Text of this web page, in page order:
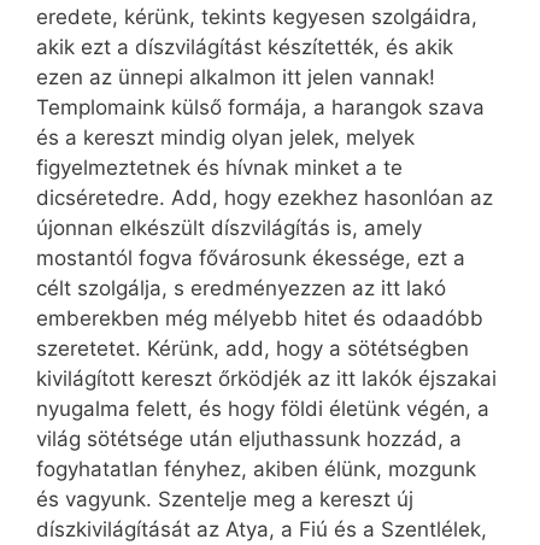
eredete, kérünk, tekints kegyesen szolgáidra,
akik ezt a díszvilágítást készítették, és akik
ezen az ünnepi alkalmon itt jelen vannak!
Templomaink külső formája, a harangok szava
és a kereszt mindig olyan jelek, melyek
figyelmeztetnek és hívnak minket a te
dicséretedre. Add, hogy ezekhez hasonlóan az
újonnan elkészült díszvilágítás is, amely
mostantól fogva fővárosunk ékessége, ezt a
célt szolgálja, s eredményezzen az itt lakó
emberekben még mélyebb hitet és odaadóbb
szeretetet. Kérünk, add, hogy a sötétségben
kivilágított kereszt őrködjék az itt lakók éjszakai
nyugalma felett, és hogy földi életünk végén, a
világ sötétsége után eljuthassunk hozzád, a
fogyhatatlan fényhez, akiben élünk, mozgunk
és vagyunk. Szentelje meg a kereszt új
díszkivilágítását az Atya, a Fiú és a Szentlélek,